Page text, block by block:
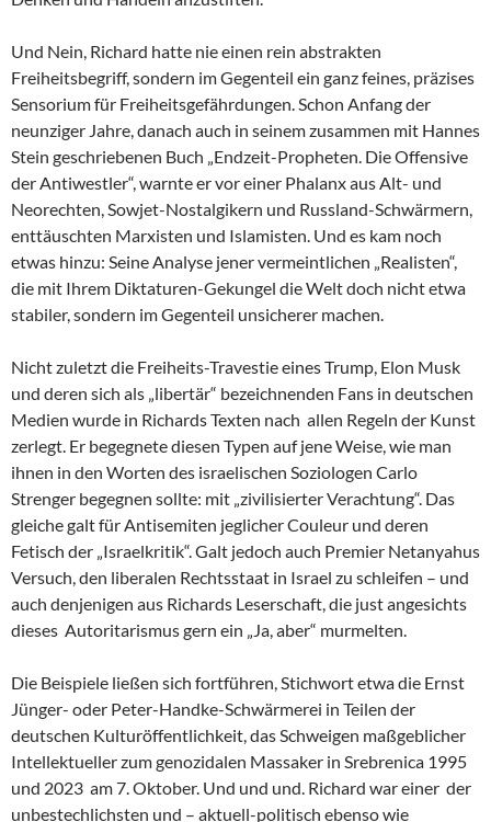
Und Nein, Richard hatte nie einen rein abstrakten
Freiheitsbegriff, sondern im Gegenteil ein ganz feines, präzises
Sensorium für Freiheitsgefährdungen. Schon Anfang der
neunziger Jahre, danach auch in seinem zusammen mit Hannes
Stein geschriebenen Buch „Endzeit-Propheten. Die Offensive
der Antiwestler“, warnte er vor einer Phalanx aus Alt- und
Neorechten, Sowjet-Nostalgikern und Russland-Schwärmern,
enttäuschten Marxisten und Islamisten. Und es kam noch
etwas hinzu: Seine Analyse jener vermeintlichen „Realisten“,
die mit Ihrem Diktaturen-Gekungel die Welt doch nicht etwa
stabiler, sondern im Gegenteil unsicherer machen.
Nicht zuletzt die Freiheits-Travestie eines Trump, Elon Musk
und deren sich als „libertär“ bezeichnenden Fans in deutschen
Medien wurde in Richards Texten nach allen Regeln der Kunst
zerlegt. Er begegnete diesen Typen auf jene Weise, wie man
ihnen in den Worten des israelischen Soziologen Carlo
Strenger begegnen sollte: mit „zivilisierter Verachtung“. Das
gleiche galt für Antisemiten jeglicher Couleur und deren
Fetisch der „Israelkritik“. Galt jedoch auch Premier Netanyahus
Versuch, den liberalen Rechtsstaat in Israel zu schleifen – und
auch denjenigen aus Richards Leserschaft, die just angesichts
dieses Autoritarismus gern ein „Ja, aber“ murmelten.
Die Beispiele ließen sich fortführen, Stichwort etwa die Ernst
Jünger- oder Peter-Handke-Schwärmerei in Teilen der
deutschen Kulturöffentlichkeit, das Schweigen maßgeblicher
Intellektueller zum genozidalen Massaker in Srebrenica 1995
und 2023 am 7. Oktober. Und und und. Richard war einer der
unbestechlichsten und – aktuell-politisch ebenso wie